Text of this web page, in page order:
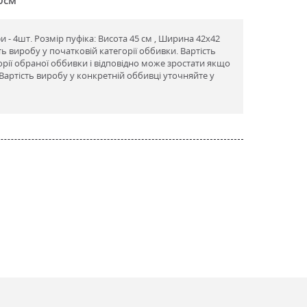
- 4шт. Розмір пуфіка: Висота 45 см , Ширина 42х42
виробу у початковій категорії оббивки. Вартість
обраної оббивки і відповідно може зростати якщо
виробу у конкретній оббивці уточняйте у